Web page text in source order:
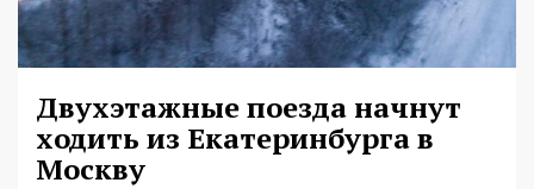
Двухэтажные поезда начнут
ходить из Екатеринбурга в
Москву